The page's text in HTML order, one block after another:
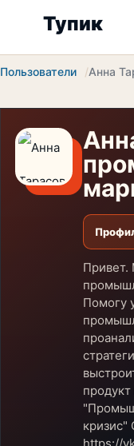
Тупик
Пользователи Анна
Привет.
Помогу
кризис"